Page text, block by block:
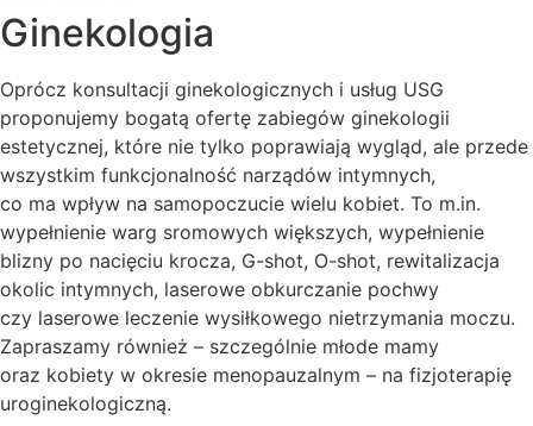
Ginekologia
Oprócz konsultacji ginekologicznych i usług USG
proponujemy bogatą ofertę zabiegów ginekologii
estetycznej, które nie tylko poprawiają wygląd, ale przede
wszystkim funkcjonalność narządów intymnych,
co ma wpływ na samopoczucie wielu kobiet. To m.in.
wypełnienie warg sromowych większych, wypełnienie
blizny po nacięciu krocza, G-shot, O-shot, rewitalizacja
okolic intymnych, laserowe obkurczanie pochwy
czy laserowe leczenie wysiłkowego nietrzymania moczu.
Zapraszamy również – szczególnie młode mamy
oraz kobiety w okresie menopauzalnym – na fizjoterapię
uroginekologiczną.